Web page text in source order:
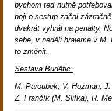
bychom teď nutně
boji o sestup začal
dvakrát vyhrál na penalty.
sebe, v neděli hrajeme v
to změnit.
Sestava Budětic:
M. Paroubek, V. Hozman,
Z. Frančík (M. Slifka), R.